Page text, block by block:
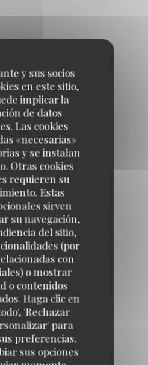
y sus socios
en este sitio,
implicar la
de datos
Las cookies
«necesarias»
y se instalan
Otras cookies
requieren su
Estas
sirven
su navegación,
del sitio,
(por
con
o mostrar
o contenidos
Haga clic en
'Rechazar
para
preferencias.
sus opciones